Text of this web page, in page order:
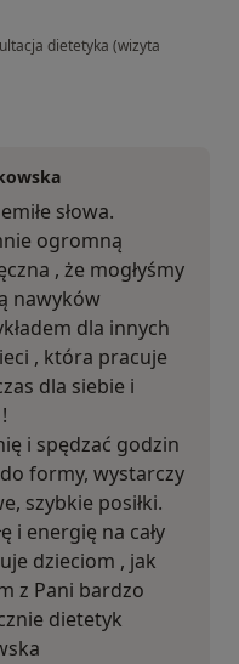
dietetyka (wizyta
słowa.
ogromną
, że mogłyśmy
nawyków
dla innych
, która pracuje
dla siebie i
i spędzać godzin
formy, wystarczy
szybkie posiłki.
i energię na cały
dzieciom , jak
z Pani bardzo
dietetyk